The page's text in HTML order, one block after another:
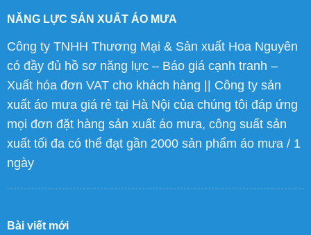
NĂNG LỰC SẢN XUẤT ÁO MƯA
Công ty TNHH Thương Mại & Sản xuất Hoa Nguyên
có đầy đủ hồ sơ năng lực – Báo giá cạnh tranh –
Xuất hóa đơn VAT cho khách hàng || Công ty sản
xuất áo mưa giá rẻ tại Hà Nội của chúng tôi đáp ứng
mọi đơn đặt hàng sản xuất áo mưa, công suất sản
xuất tối đa có thể đạt gần 2000 sản phẩm áo mưa / 1
ngày
Bài viết mới